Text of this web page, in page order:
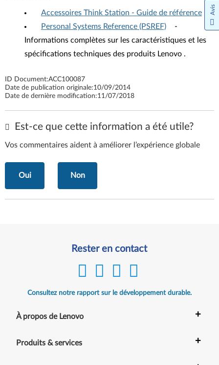
Accessoires Think Station - Guide de référence
Personal Systems Reference (PSREF)
-
Informations complètes sur les caractéristiques et les
spécifications techniques des produits Lenovo .
ID Document:ACC100087
Date de publication originale:10/09/2014
Date de dernière modification:11/07/2018
Est-ce que cette information a été utile?
Vos commentaires aident à améliorer l’expérience globale
Oui Non
Rester en contact
Consultez notre rapport sur le développement durable.
À propos de Lenovo +
Produits & services +
Avis